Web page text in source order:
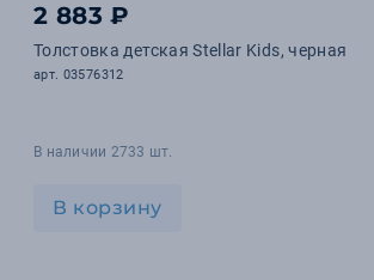
2 883 ₽
Толстовка детская Stellar Kids, черная
арт. 03576312
В наличии 2733 шт.
В корзину